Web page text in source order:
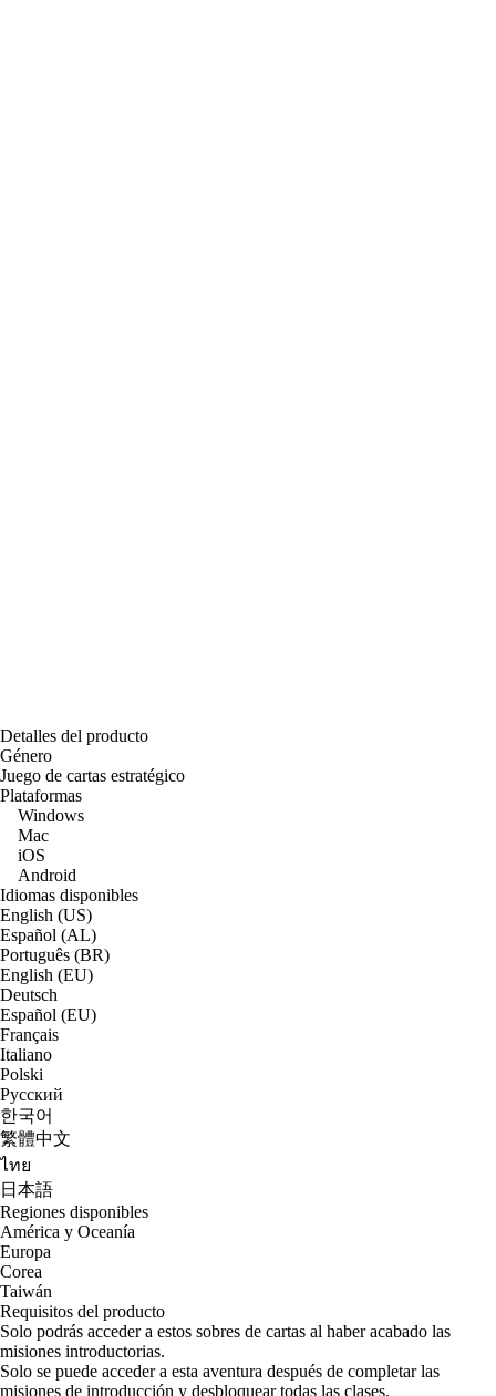
Detalles del producto
Género
Juego de cartas estratégico
Plataformas
Windows
Mac
iOS
Android
Idiomas disponibles
English (US)
Español (AL)
Português (BR)
English (EU)
Deutsch
Español (EU)
Français
Italiano
Polski
Русский
한국어
繁體中文
ไทย
日本語
Regiones disponibles
América y Oceanía
Europa
Corea
Taiwán
Requisitos del producto
Solo podrás acceder a estos sobres de cartas al haber acabado las
misiones introductorias.
Solo se puede acceder a esta aventura después de completar las
misiones de introducción y desbloquear todas las clases.